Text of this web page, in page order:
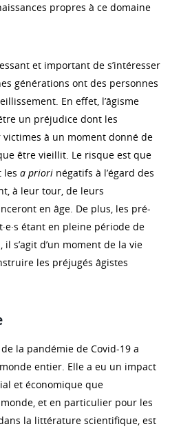
propres à ce domaine
et important de s’intéresser
générations ont des personnes
En effet, l’âgisme
un préjudice dont les
victimes à un moment donné de
être vieillit. Le risque est que
les a priori négatifs à l’égard des
à leur tour, de leurs
en âge. De plus, les pré-
étant en pleine période de
s’agit d’un moment de la vie
les préjugés âgistes
la pandémie de Covid-19 a
entier. Elle a eu un impact
et économique que
et en particulier pour les
la littérature scientifique, est